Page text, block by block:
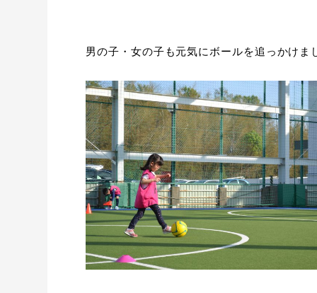
男の子・女の子も元気にボールを追っかけま